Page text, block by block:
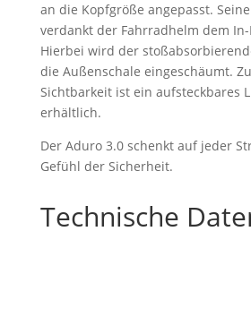
an die Kopfgröße angepasst.
verdankt der Fahrradhelm dem
Hierbei wird der
die Außenschale eingeschäumt.
Sichtbarkeit ist ein aufsteckbares
erhältlich.
Der Aduro 3.0 schenkt auf jeder
Gefühl der Sicherheit.
Technische